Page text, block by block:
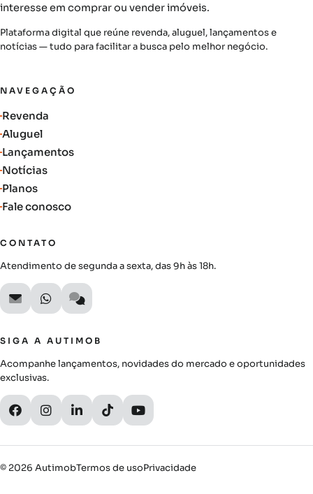
interesse em comprar ou vender imóveis.
Plataforma digital que reúne revenda, aluguel, lançamentos e
notícias — tudo para facilitar a busca pelo melhor negócio.
NAVEGAÇÃO
Revenda
Aluguel
Lançamentos
Notícias
Planos
Fale conosco
CONTATO
Atendimento de segunda a sexta, das 9h às 18h.
SIGA A AUTIMOB
Acompanhe lançamentos, novidades do mercado e oportunidades
exclusivas.
© 2026 AutimobTermos de usoPrivacidade